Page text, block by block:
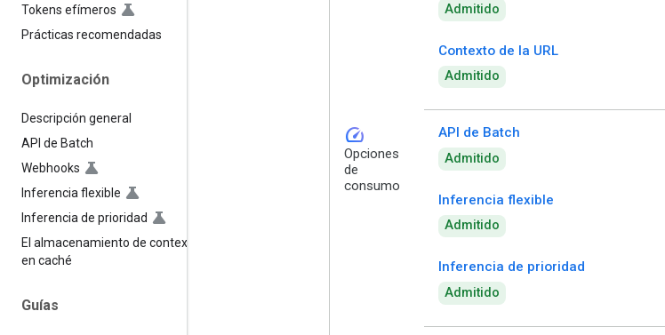
Tokens efímeros
Prácticas recomendadas
Optimización
Descripción general
API de Batch
Webhooks
Inferencia flexible
Inferencia de prioridad
El almacenamiento de contexto
en caché
Guías
Admitido
Contexto de la URL
Admitido
speed
Opciones
de
consumo
API de Batch
Admitido
Inferencia flexible
Admitido
Inferencia de prioridad
Admitido